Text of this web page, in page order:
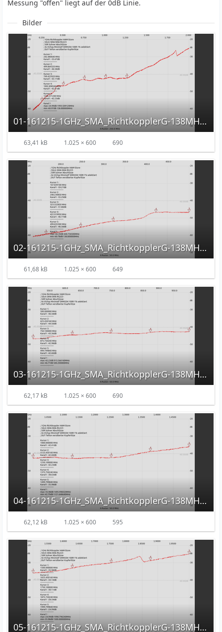
Messung "offen" liegt auf der 0dB Linie.
Bilder
01-161215-1GHz_SMA_RichtkopplerG-138MHz-2GHz.png
63,41 kB 1.025 × 600 690
02-161215-1GHz_SMA_RichtkopplerG-138MHz-2GHz.png
61,68 kB 1.025 × 600 649
03-161215-1GHz_SMA_RichtkopplerG-138MHz-2GHz.png
62,17 kB 1.025 × 600 690
04-161215-1GHz_SMA_RichtkopplerG-138MHz-2GHz.png
62,12 kB 1.025 × 600 595
05-161215-1GHz_SMA_RichtkopplerG-138MHz-2GHz.png